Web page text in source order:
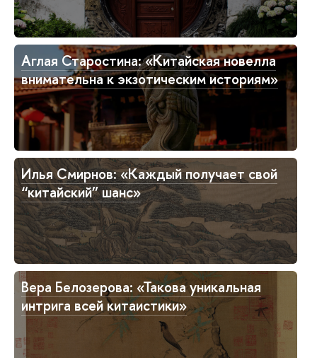
Аглая Старостина: «Китайская новелла
внимательна к экзотическим историям»
Илья Смирнов: «Каждый получает свой
“китайский” шанс»
Вера Белозерова: «Такова уникальная
интрига всей китаистики»